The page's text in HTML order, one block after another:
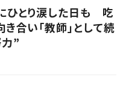
ひとり涙した日も 吃
合い「教師」として続
”